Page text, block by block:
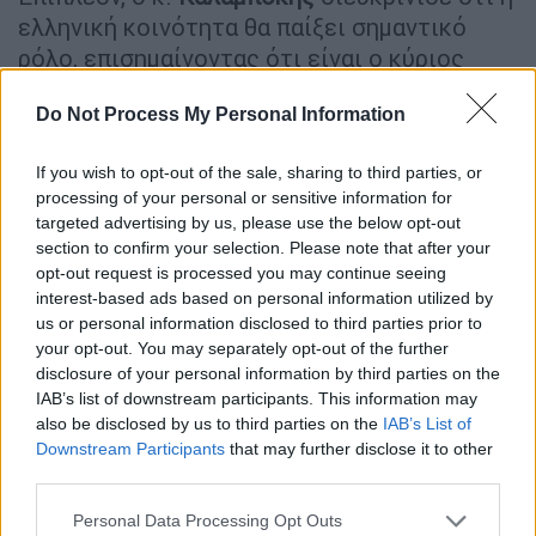
Do Not Process My Personal Information
If you wish to opt-out of the sale, sharing to third parties, or
processing of your personal or sensitive information for
targeted advertising by us, please use the below opt-out
section to confirm your selection. Please note that after your
opt-out request is processed you may continue seeing
interest-based ads based on personal information utilized by
us or personal information disclosed to third parties prior to
your opt-out. You may separately opt-out of the further
disclosure of your personal information by third parties on the
IAB’s list of downstream participants. This information may
also be disclosed by us to third parties on the IAB’s List of
Downstream Participants that may further disclose it to other
Please note that this website/app uses one or more Google
Personal Data Processing Opt Outs
ελληνική κοινότητα θα παίξει σημαντικό
ρόλο, επισημαίνοντας ότι είναι ο κύριος
αγοραστής των καταναλωτικών προϊόντων
που εξάγει ηΕλλάδα. «Ηομογένεια , με τη
σταματήσει να αγοράζει ελληνικά προϊόντα».
Παράλληλα, υπογράμμισε ότι οι νέοιδασμοί
θα φέρνουν αυξήσεις τιμών, αλλά η ισοτιμία
ευρώ – δολαρίου δεν είναι τόσο αρνητική
όσο στο παρελθόν, κάτι που μπορεί να
μετριάσει τις απώλειες.